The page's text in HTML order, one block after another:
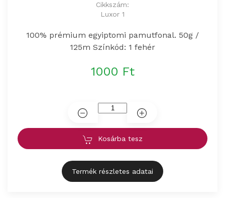
Cikkszám:
Luxor 1
100% prémium egyiptomi pamutfonal. 50g /
125m Színkód: 1 fehér
1000 Ft
Kosárba tesz
Termék részletes adatai